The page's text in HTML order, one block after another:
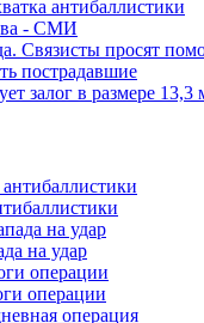
антибаллистики
- СМИ
Связисты просят
пострадавшие
залог в размере 13,3
на удар
операции